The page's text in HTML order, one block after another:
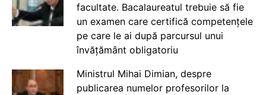
facultate. Bacalaureatul trebuie să fie
un examen care certifică competențele
pe care le ai după parcursul unui
învățământ obligatoriu
Ministrul Mihai Dimian, despre
publicarea numelor profesorilor la